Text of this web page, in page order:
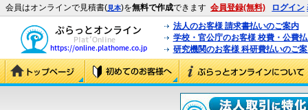
会員はオンラインで見積書(見本)を無料で作成できます 会員登録(無料) ログイン
法人のお客様 請求書払いのご案内
学校・官公庁のお客様 校費・公費
研究機関のお客様 科研費払いのご